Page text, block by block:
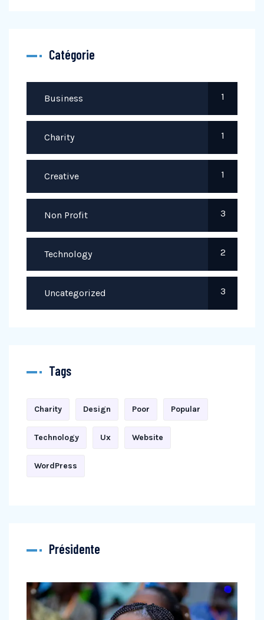
Catégorie
Business 1
Charity 1
Creative 1
Non Profit 3
Technology 2
Uncategorized 3
Tags
Charity Design Poor Popular
Technology Ux Website
WordPress
Présidente